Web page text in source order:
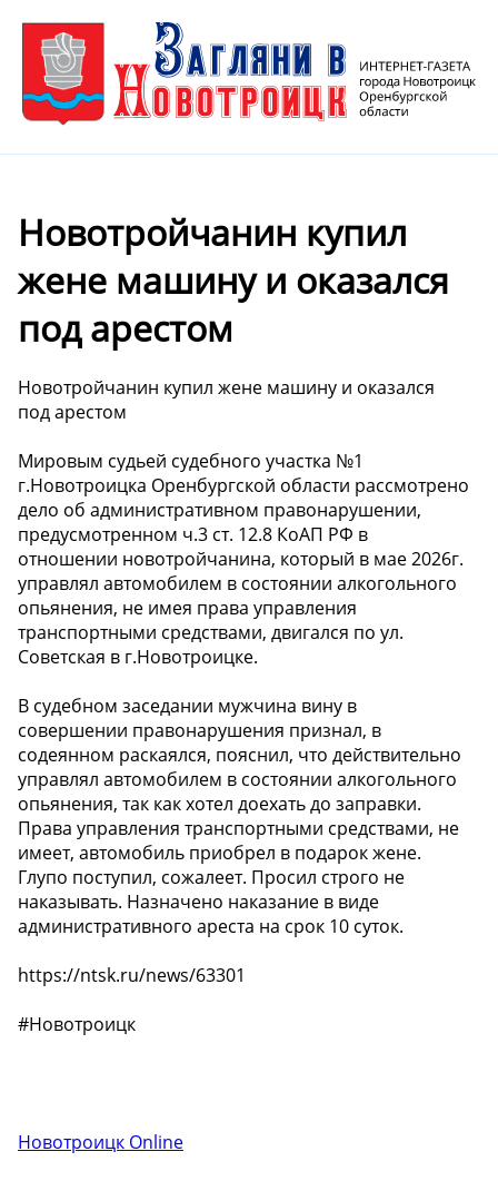
Новотройчанин купил
жене машину и оказался
под арестом
Новотройчанин купил жене машину и оказался
под арестом
Мировым судьей судебного участка №1
г.Новотроицка Оренбургской области рассмотрено
дело об административном правонарушении,
предусмотренном ч.3 ст. 12.8 КоАП РФ в
отношении новотройчанина, который в мае 2026г.
управлял автомобилем в состоянии алкогольного
опьянения, не имея права управления
транспортными средствами, двигался по ул.
Советская в г.Новотроицке.
В судебном заседании мужчина вину в
совершении правонарушения признал, в
содеянном раскаялся, пояснил, что действительно
управлял автомобилем в состоянии алкогольного
опьянения, так как хотел доехать до заправки.
Права управления транспортными средствами, не
имеет, автомобиль приобрел в подарок жене.
Глупо поступил, сожалеет. Просил строго не
наказывать. Назначено наказание в виде
административного ареста на срок 10 суток.
https://ntsk.ru/news/63301
#Новотроицк
Новотроицк Online